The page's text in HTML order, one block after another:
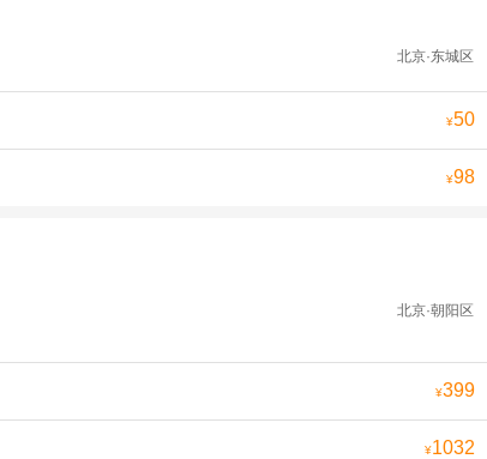
北京·东城区
¥50
¥98
北京·朝阳区
¥399
¥1032